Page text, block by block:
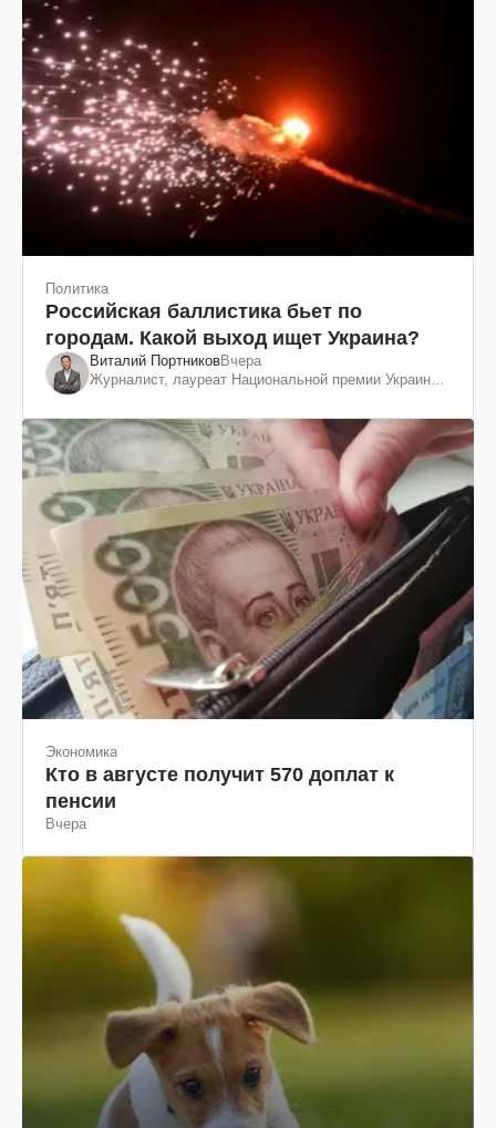
Политика
Российская баллистика бьет по
городам. Какой выход ищет Украина?
Виталий ПортниковВчера
Журналист, лауреат Национальной премии Украины
Экономика
Кто в августе получит 570 доплат к
пенсии
Вчера